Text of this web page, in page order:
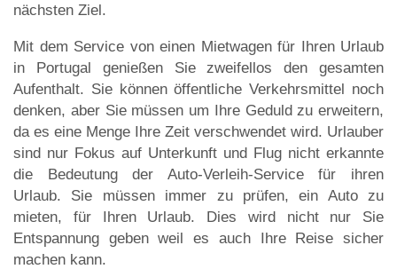
nächsten Ziel.
Mit dem Service von einen Mietwagen für Ihren Urlaub
in Portugal genießen Sie zweifellos den gesamten
Aufenthalt. Sie können öffentliche Verkehrsmittel noch
denken, aber Sie müssen um Ihre Geduld zu erweitern,
da es eine Menge Ihre Zeit verschwendet wird. Urlauber
sind nur Fokus auf Unterkunft und Flug nicht erkannte
die Bedeutung der Auto-Verleih-Service für ihren
Urlaub. Sie müssen immer zu prüfen, ein Auto zu
mieten, für Ihren Urlaub. Dies wird nicht nur Sie
Entspannung geben weil es auch Ihre Reise sicher
machen kann.